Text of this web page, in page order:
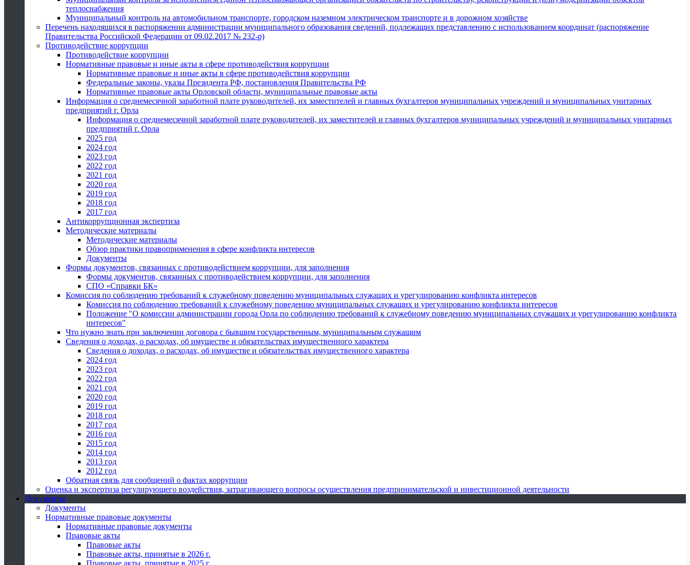
теплоснабжения
Муниципальный контроль на автомобильном транспорте, городском наземном электрическом транспорте и в дорожном хозяйстве
Перечень находящихся в распоряжении администрации муниципального образования сведений, подлежащих представлению с использованием координат (распоряжение
Правительства Российской Федерации от 09.02.2017 № 232-р)
Противодействие коррупции
Противодействие коррупции
Нормативные правовые и иные акты в сфере противодействия коррупции
Нормативные правовые и иные акты в сфере противодействия коррупции
Федеральные законы, указы Президента РФ, постановления Правительства РФ
Нормативные правовые акты Орловской области, муниципальные правовые акты
Информация о среднемесячной заработной плате руководителей, их заместителей и главных бухгалтеров муниципальных учреждений и муниципальных унитарных
предприятий г. Орла
Информация о среднемесячной заработной плате руководителей, их заместителей и главных бухгалтеров муниципальных учреждений и муниципальных унитарных
предприятий г. Орла
2025 год
2024 год
2023 год
2022 год
2021 год
2020 год
2019 год
2018 год
2017 год
Антикоррупционная экспертиза
Методические материалы
Методические материалы
Обзор практики правоприменения в сфере конфликта интересов
Документы
Формы документов, связанных с противодействием коррупции, для заполнения
Формы документов, связанных с противодействием коррупции, для заполнения
СПО «Справки БК»
Комиссия по соблюдению требований к служебному поведению муниципальных служащих и урегулированию конфликта интересов
Комиссия по соблюдению требований к служебному поведению муниципальных служащих и урегулированию конфликта интересов
Положение "О комиссии администрации города Орла по соблюдению требований к служебному поведению муниципальных служащих и урегулированию конфликта
интересов"
Что нужно знать при заключении договора с бывшим государственным, муниципальным служащим
Сведения о доходах, о расходах, об имуществе и обязательствах имущественного характера
Сведения о доходах, о расходах, об имуществе и обязательствах имущественного характера
2024 год
2023 год
2022 год
2021 год
2020 год
2019 год
2018 год
2017 год
2016 год
2015 год
2014 год
2013 год
2012 год
Обратная связь для сообщений о фактах коррупции
Оценка и экспертиза регулирующего воздействия, затрагивающего вопросы осуществления предпринимательской и инвестиционной деятельности
Документы
Документы
Нормативные правовые документы
Нормативные правовые документы
Правовые акты
Правовые акты
Правовые акты, принятые в 2026 г.
Правовые акты, принятые в 2025 г.